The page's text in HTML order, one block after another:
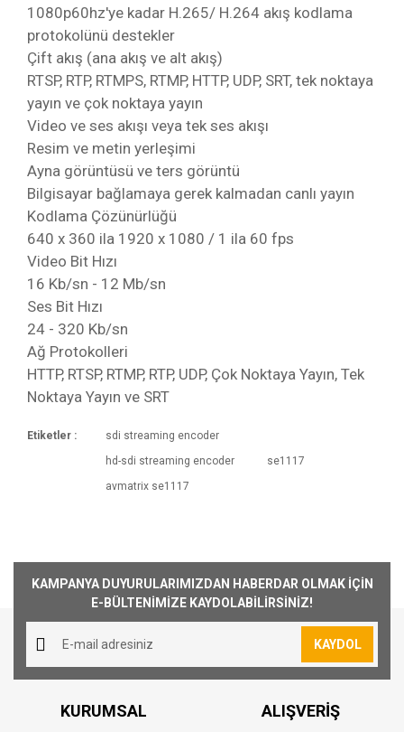
1080p60hz'ye kadar H.265/ H.264 akış kodlama
protokolünü destekler
Çift akış (ana akış ve alt akış)
RTSP, RTP, RTMPS, RTMP, HTTP, UDP, SRT, tek noktaya
yayın ve çok noktaya yayın
Video ve ses akışı veya tek ses akışı
Resim ve metin yerleşimi
Ayna görüntüsü ve ters görüntü
Bilgisayar bağlamaya gerek kalmadan canlı yayın
Kodlama Çözünürlüğü
640 x 360 ila 1920 x 1080 / 1 ila 60 fps
Video Bit Hızı
16 Kb/sn - 12 Mb/sn
Ses Bit Hızı
24 - 320 Kb/sn
Ağ Protokolleri
HTTP, RTSP, RTMP, RTP, UDP, Çok Noktaya Yayın, Tek
Noktaya Yayın ve SRT
Ürünlerimizin ortalama olarak kargoya veriliş
süresi 1-3 iş günüdür. Resmi Tatil ve hafta
yerine ücretsiz olarak gönderilmektedir. 1000₺
alınmaktadır.
Aynı Gün Kargo
aynı günde kargoya teslim edilmektedir.
Etiketler :
sdi streaming encoder
hd-sdi streaming encoder
se1117
avmatrix se1117
KAMPANYA DUYURULARIMIZDAN HABERDAR OLMAK İÇİN
E-BÜLTENİMİZE KAYDOLABİLİRSİNİZ!
KAYDOL
KURUMSAL ALIŞVERİŞ